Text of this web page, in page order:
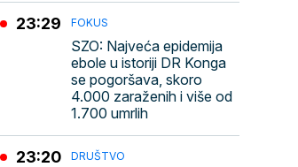
FOKUS
SZO: Najveća epidemija
ebole u istoriji DR Konga
se pogoršava, skoro
4.000 zaraženih i više od
1.700 umrlih
23:29
DRUŠTVO
23:20